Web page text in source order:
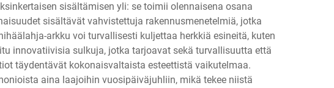
sisältämisen yli: se toimii olennaisena osana
sisältävät vahvistettuja rakennusmenetelmiä, jotka
arkku voi turvallisesti kuljettaa herkkiä esineitä, kuten
innovatiivisia sulkuja, jotka tarjoavat sekä turvallisuutta että
täydentävät kokonaisvaltaista esteettistä vaikutelmaa.
aina laajoihin vuosipäiväjuhliin, mikä tekee niistä